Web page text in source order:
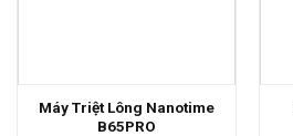
Máy Triệt Lông Nanotime
B65PRO